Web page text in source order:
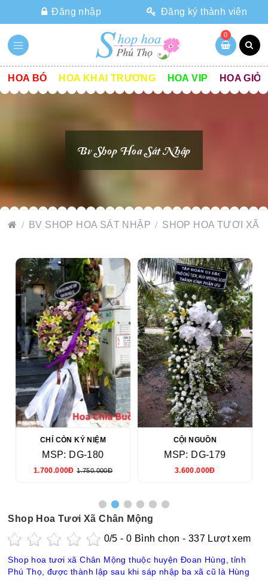
Đăng nhập Đăng ký thành viên
0
HOA BÓ HOA KHAI TRƯƠNG HOA VIP HOA GIỎ
Bv Shop Hoa Sát Nhập
BV SHOP HOA SÁT NHẬP SHOP HOA TƯƠI XÃ
CHỈ CÒN KỶ NIỆM
MSP: DG-180
1.700.000Đ 1.750.000Đ
CỘI NGUỒN
MSP: DG-179
3.600.000Đ
Shop Hoa Tươi Xã Chân Mộng
0/5 -0 Bình chọn - 337 Lượt xem
Shop hoa tươi xã Chân Mộng thuộc huyện Đoan Hùng, tỉnh
Phú Thọ, được thành lập sau khi sáp nhập ba xã cũ là Hùng